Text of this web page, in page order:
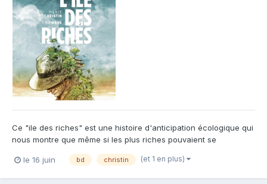
Ce "ile des riches" est une histoire d'anticipation écologique qui
nous montre que même si les plus riches pouvaient se
ne pourraient rien contre mère nature si celle-ci se décide à se
le 16 juin bd christin (et 1 en plus)